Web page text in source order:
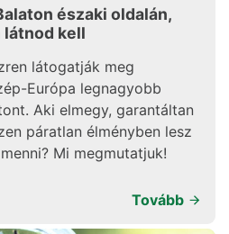
északi oldalán,
látnod kell
látogatják meg
Európa legnagyobb
Aki elmegy, garantáltan
páratlan élményben lesz
Mi megmutatjuk!
Tovább